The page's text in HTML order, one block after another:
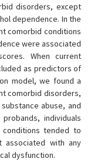
disorders, except
dependence. In the
comorbid conditions
were associated
When current
as predictors of
model, we found a
comorbid disorders,
abuse, and
individuals
tended to
associated with any
dysfunction.